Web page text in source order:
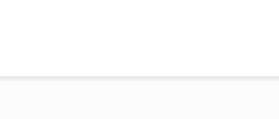
Csapatok